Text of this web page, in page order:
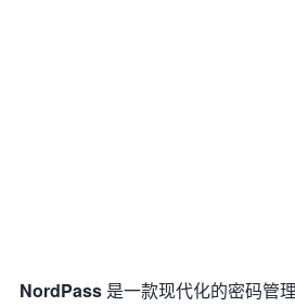
NordPass 是一款现代化的密码管